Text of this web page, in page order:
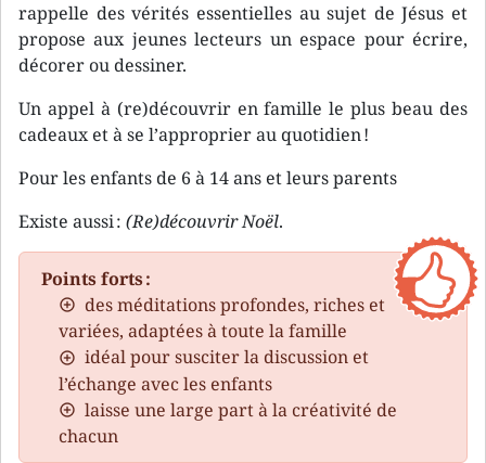
rappelle des vérités essentielles au sujet de Jésus et
propose aux jeunes lecteurs un espace pour écrire,
décorer ou dessiner.
Un appel à (re)découvrir en famille le plus beau des
cadeaux et à se l’approprier au quotidien !
Pour les enfants de 6 à 14 ans et leurs parents
Existe aussi : (Re)découvrir Noël.
Points forts :
des méditations profondes, riches et
variées, adaptées à toute la famille
idéal pour susciter la discussion et
l’échange avec les enfants
laisse une large part à la créativité de
chacun